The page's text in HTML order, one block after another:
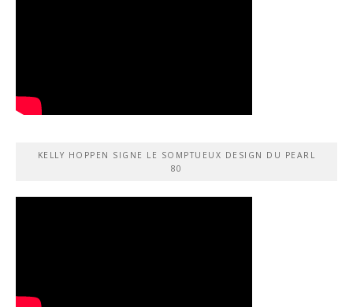
KELLY HOPPEN SIGNE LE SOMPTUEUX DESIGN DU PEARL
80